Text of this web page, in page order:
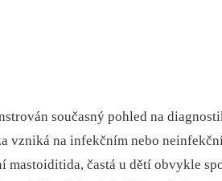
současný pohled na
vzniká na infekčním nebo
častá u dětí obvykle